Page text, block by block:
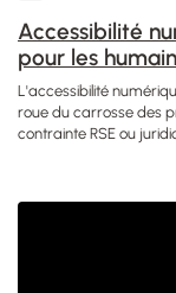
Accessibilité
pour les
L'accessibilité
roue du carrosse des
contrainte RSE ou